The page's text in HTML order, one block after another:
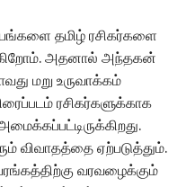
தமிழ் ரசிகர்களை
அதனால் அந்தகன்
மறு உருவாக்கம்
ரசிகர்களுக்காக
விவாதத்தை ஏற்படுத்தும்.‌
வரவழைக்கும்